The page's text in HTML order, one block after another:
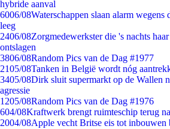
hybride aanval
6006/08Waterschappen slaan alarm wegens
leeg
2406/08Zorgmedewerkster die 's nachts
ontslagen
3806/08Random Pics van de Dag #1977
2105/08Tanken in België wordt nóg
3405/08Dirk sluit supermarkt op de Wallen
agressie
1205/08Random Pics van de Dag #1976
604/08Kraftwerk brengt ruimteschip terug
2004/08Apple vecht Britse eis tot inbouwen